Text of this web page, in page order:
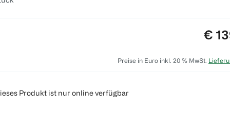
€
Preise in Euro inkl. 20 % MwSt.
Produkt ist nur online verfügbar